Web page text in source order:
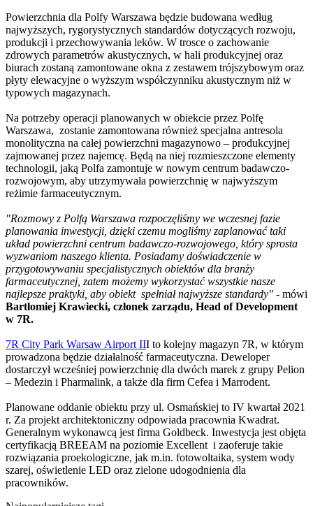
Powierzchnia dla Polfy Warszawa będzie budowana według
najwyższych, rygorystycznych standardów dotyczących rozwoju,
produkcji i przechowywania leków. W trosce o zachowanie
zdrowych parametrów akustycznych, w hali produkcyjnej oraz
biurach zostaną zamontowane okna z zestawem trójszybowym oraz
płyty elewacyjne o wyższym współczynniku akustycznym niż w
typowych magazynach.
Na potrzeby operacji planowanych w obiekcie przez Polfę
Warszawa, zostanie zamontowana również specjalna antresola
monolityczna na całej powierzchni magazynowo – produkcyjnej
zajmowanej przez najemcę. Będą na niej rozmieszczone elementy
technologii, jaką Polfa zamontuje w nowym centrum badawczo-
rozwojowym, aby utrzymywała powierzchnię w najwyższym
reżimie farmaceutycznym.
"Rozmowy z Polfą Warszawa rozpoczęliśmy we wczesnej fazie
planowania inwestycji, dzięki czemu mogliśmy zaplanować taki
układ powierzchni centrum badawczo-rozwojowego, który sprosta
wyzwaniom naszego klienta. Posiadamy doświadczenie w
przygotowywaniu specjalistycznych obiektów dla branży
farmaceutycznej, zatem możemy wykorzystać wszystkie nasze
najlepsze praktyki, aby obiekt spełniał najwyższe standardy" - mówi
Bartłomiej Krawiecki, członek zarządu, Head of Development
w 7R.
7R City Park Warsaw Airport III to kolejny magazyn 7R, w którym
prowadzona będzie działalność farmaceutyczna. Deweloper
dostarczył wcześniej powierzchnię dla dwóch marek z grupy Pelion
– Medezin i Pharmalink, a także dla firm Cefea i Marrodent.
Planowane oddanie obiektu przy ul. Osmańskiej to IV kwartał 2021
r. Za projekt architektoniczny odpowiada pracownia Kwadrat.
Generalnym wykonawcą jest firma Goldbeck. Inwestycja jest objęta
certyfikacją BREEAM na poziomie Excellent i zaoferuje takie
rozwiązania proekologiczne, jak m.in. fotowoltaika, system wody
szarej, oświetlenie LED oraz zielone udogodnienia dla
pracowników.